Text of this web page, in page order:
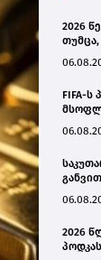
2026
თუმცა,
FIFA-
2026